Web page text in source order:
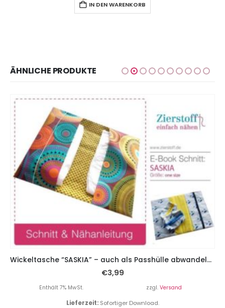
IN DEN WARENKORB
ÄHNLICHE PRODUKTE
Wickeltasche “SASKIA” – auch als Passhülle abwandelbar
€3,99
Enthält 7% MwSt. zzgl. Versand
Lieferzeit:Sofortiger Download.